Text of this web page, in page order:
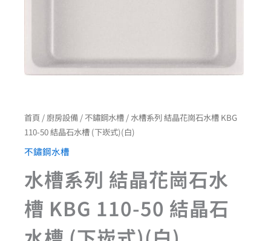
首頁 /廚房設備 / 不鏽鋼水槽 / 水槽系列 結晶花崗石水槽 KBG
110-50 結晶石水槽 (下崁式)(白)
不鏽鋼水槽
水槽系列 結晶花崗石水
槽 KBG 110-50 結晶石
(下
崁
量